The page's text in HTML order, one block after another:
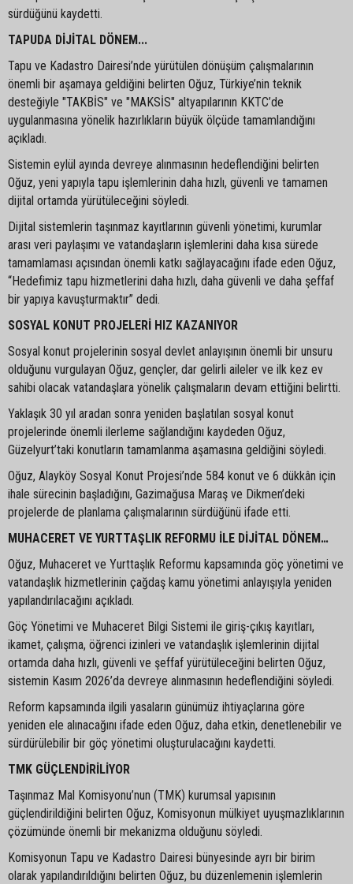
sürdüğünü kaydetti.
TAPUDA DİJİTAL DÖNEM...
Tapu ve Kadastro Dairesi’nde yürütülen dönüşüm çalışmalarının
önemli bir aşamaya geldiğini belirten Oğuz, Türkiye’nin teknik
desteğiyle "TAKBİS" ve "MAKSİS" altyapılarının KKTC’de
uygulanmasına yönelik hazırlıkların büyük ölçüde tamamlandığını
açıkladı.
Sistemin eylül ayında devreye alınmasının hedeflendiğini belirten
Oğuz, yeni yapıyla tapu işlemlerinin daha hızlı, güvenli ve tamamen
dijital ortamda yürütüleceğini söyledi.
Dijital sistemlerin taşınmaz kayıtlarının güvenli yönetimi, kurumlar
arası veri paylaşımı ve vatandaşların işlemlerini daha kısa sürede
tamamlaması açısından önemli katkı sağlayacağını ifade eden Oğuz,
“Hedefimiz tapu hizmetlerini daha hızlı, daha güvenli ve daha şeffaf
bir yapıya kavuşturmaktır” dedi.
SOSYAL KONUT PROJELERİ HIZ KAZANIYOR
Sosyal konut projelerinin sosyal devlet anlayışının önemli bir unsuru
olduğunu vurgulayan Oğuz, gençler, dar gelirli aileler ve ilk kez ev
sahibi olacak vatandaşlara yönelik çalışmaların devam ettiğini belirtti.
Yaklaşık 30 yıl aradan sonra yeniden başlatılan sosyal konut
projelerinde önemli ilerleme sağlandığını kaydeden Oğuz,
Güzelyurt’taki konutların tamamlanma aşamasına geldiğini söyledi.
Oğuz, Alayköy Sosyal Konut Projesi’nde 584 konut ve 6 dükkân için
ihale sürecinin başladığını, Gazimağusa Maraş ve Dikmen’deki
projelerde de planlama çalışmalarının sürdüğünü ifade etti.
MUHACERET VE YURTTAŞLIK REFORMU İLE DİJİTAL DÖNEM…
Oğuz, Muhaceret ve Yurttaşlık Reformu kapsamında göç yönetimi ve
vatandaşlık hizmetlerinin çağdaş kamu yönetimi anlayışıyla yeniden
yapılandırılacağını açıkladı.
Göç Yönetimi ve Muhaceret Bilgi Sistemi ile giriş-çıkış kayıtları,
ikamet, çalışma, öğrenci izinleri ve vatandaşlık işlemlerinin dijital
ortamda daha hızlı, güvenli ve şeffaf yürütüleceğini belirten Oğuz,
sistemin Kasım 2026’da devreye alınmasının hedeflendiğini söyledi.
Reform kapsamında ilgili yasaların günümüz ihtiyaçlarına göre
yeniden ele alınacağını ifade eden Oğuz, daha etkin, denetlenebilir ve
sürdürülebilir bir göç yönetimi oluşturulacağını kaydetti.
TMK GÜÇLENDİRİLİYOR
Taşınmaz Mal Komisyonu’nun (TMK) kurumsal yapısının
güçlendirildiğini belirten Oğuz, Komisyonun mülkiyet uyuşmazlıklarının
çözümünde önemli bir mekanizma olduğunu söyledi.
Komisyonun Tapu ve Kadastro Dairesi bünyesinde ayrı bir birim
olarak yapılandırıldığını belirten Oğuz, bu düzenlemenin işlemlerin